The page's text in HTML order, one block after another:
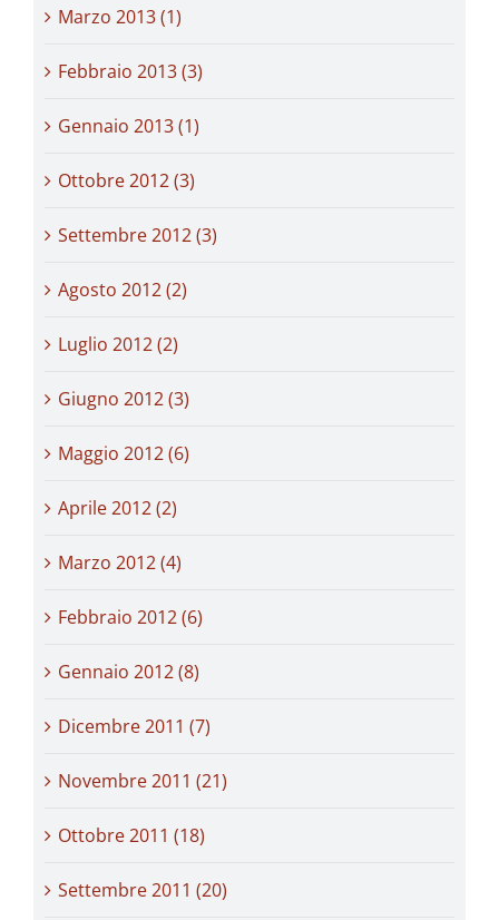
Marzo 2013 (1)
Febbraio 2013 (3)
Gennaio 2013 (1)
Ottobre 2012 (3)
Settembre 2012 (3)
Agosto 2012 (2)
Luglio 2012 (2)
Giugno 2012 (3)
Maggio 2012 (6)
Aprile 2012 (2)
Marzo 2012 (4)
Febbraio 2012 (6)
Gennaio 2012 (8)
Dicembre 2011 (7)
Novembre 2011 (21)
Ottobre 2011 (18)
Settembre 2011 (20)